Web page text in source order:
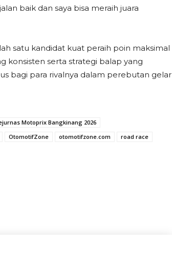
baik dan saya bisa meraih juara
satu kandidat kuat peraih poin maksimal
konsisten serta strategi balap yang
bagi para rivalnya dalam perebutan gelar
Motoprix Bangkinang 2026
OtomotifZone otomotifzone.com
road race